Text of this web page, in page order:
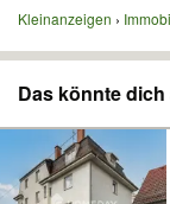
Kleinanzeigen
Das könnte